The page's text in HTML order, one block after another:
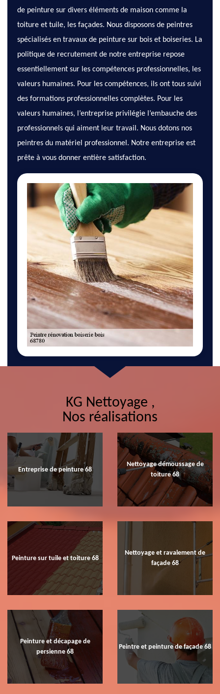
de peinture sur divers éléments de maison comme la
toiture et tuile, les façades. Nous disposons de peintres
spécialisés en travaux de peinture sur bois et boiseries. La
politique de recrutement de notre entreprise repose
essentiellement sur les compétences professionnelles, les
valeurs humaines. Pour les compétences, ils ont tous suivi
des formations professionnelles complètes. Pour les
valeurs humaines, l’entreprise privilégie l’embauche des
professionnels qui aiment leur travail. Nous dotons nos
peintres du matériel professionnel. Notre entreprise est
prête à vous donner entière satisfaction.
KG Nettoyage ,
Nos réalisations
Entreprise de peinture 68
Nettoyage démoussage de
toiture 68
Peinture sur tuile et toiture 68
Nettoyage et ravalement de
façade 68
Peinture et décapage de
persienne 68
Peintre et peinture de façade 68